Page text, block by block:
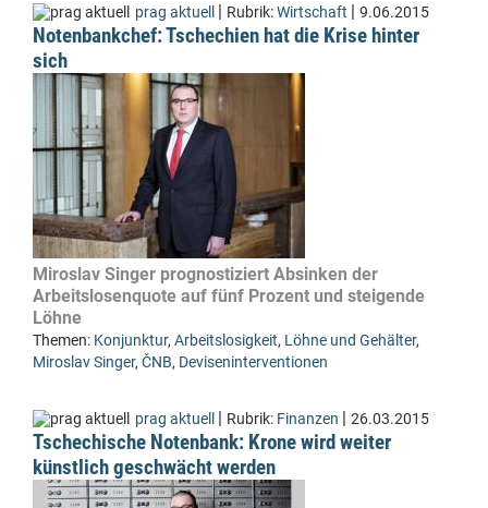
prag aktuell | Rubrik:Wirtschaft | 9.06.2015
Notenbankchef: Tschechien hat die Krise hinter
sich
Miroslav Singer prognostiziert Absinken der
Arbeitslosenquote auf fünf Prozent und steigende
Löhne
Themen: Konjunktur, Arbeitslosigkeit, Löhne und Gehälter,
Miroslav Singer, ČNB, Deviseninterventionen
prag aktuell | Rubrik: Finanzen | 26.03.2015
Tschechische Notenbank: Krone wird weiter
künstlich geschwächt werden